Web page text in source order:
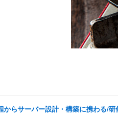
からサーバー設計・構築に携わる/研